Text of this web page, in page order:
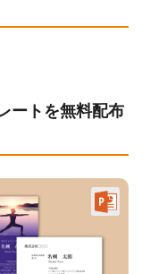
ートを無料配布